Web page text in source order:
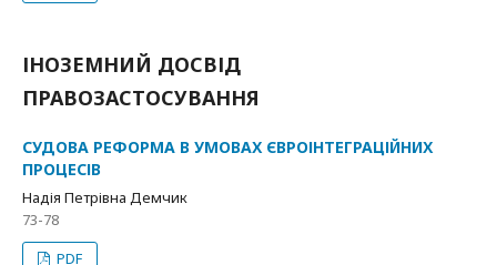
ІНОЗЕМНИЙ ДОСВІД
ПРАВОЗАСТОСУВАННЯ
СУДОВА РЕФОРМА В УМОВАХ ЄВРОІНТЕГРАЦІЙНИХ
ПРОЦЕСІВ
Надія Петрівна Демчик
73-78
PDF